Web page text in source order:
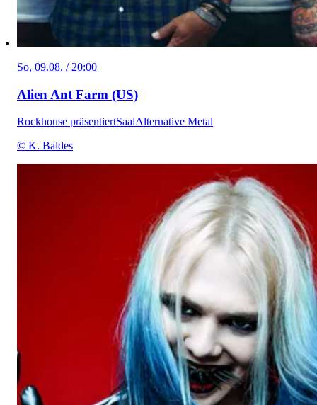
So, 09.08. / 20:00
Alien Ant Farm (US)
Rockhouse präsentiertSaalAlternative Metal
© K. Baldes